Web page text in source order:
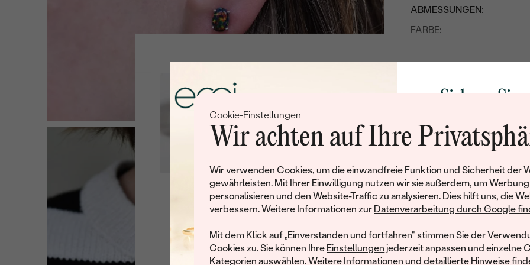
Cookie-Einstellungen
Wir achten auf Ihre
Wir verwenden Cookies, um die einwandfreie Funktion und Sicherheit der
gewährleisten. Mit Ihrer Einwilligung nutzen wir sie außerdem, um Werbung
personalisieren und den Website-Traffic zu analysieren. Dies hilft uns, die
verbessern. Weitere Informationen zur Datenverarbeitung durch Google
Mit dem Klick auf „Einverstanden und fortfahren" stimmen Sie der
Cookies zu. Sie können Ihre Einstellungen jederzeit anpassen und einzelne
Kategorien auswählen. Weitere Informationen und detaillierte Hinweise
ABMESSUNGEN:
FARBE:
Anhänger
EDELSTEIN:
GESAMTGEWICHT IN
METALLOBERFLÄCHE:
HÖHE:
GESAMTES UNGEFÄHRES
Leider hat dieses Schmuckstück bereits seinen Besitzer
informiert werden möchten, hinterlassen Sie uns bitte Ihre E-
Sichern Sie
Rabatt auf
Werden Sie Teil
und entdecken Sie die
gefertigten Schmucks
Ihren ersten